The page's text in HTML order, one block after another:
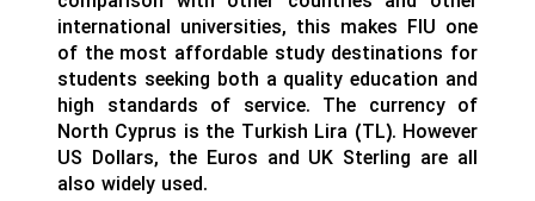
international universities, this makes FIU one
of the most affordable study destinations for
students seeking both a quality education and
high standards of service. The currency of
North Cyprus is the Turkish Lira (TL). However
US Dollars, the Euros and UK Sterling are all
also widely used.